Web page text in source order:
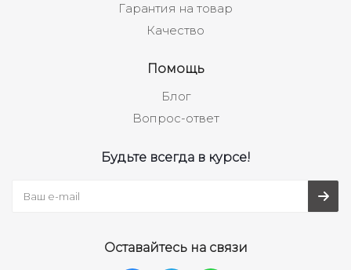
Гарантия на товар
Качество
Помощь
Блог
Вопрос-ответ
Будьте всегда в курсе!
Оставайтесь на связи